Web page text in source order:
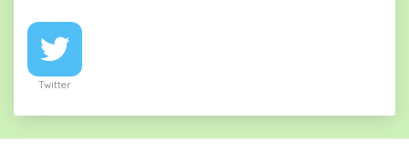
Twitter